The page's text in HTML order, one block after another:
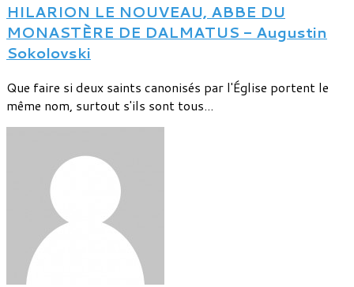
HILARION LE NOUVEAU, ABBE DU
MONASTÈRE DE DALMATUS - Augustin
Sokolovski
Que faire si deux saints canonisés par l'Église portent le
même nom, surtout s'ils sont tous...